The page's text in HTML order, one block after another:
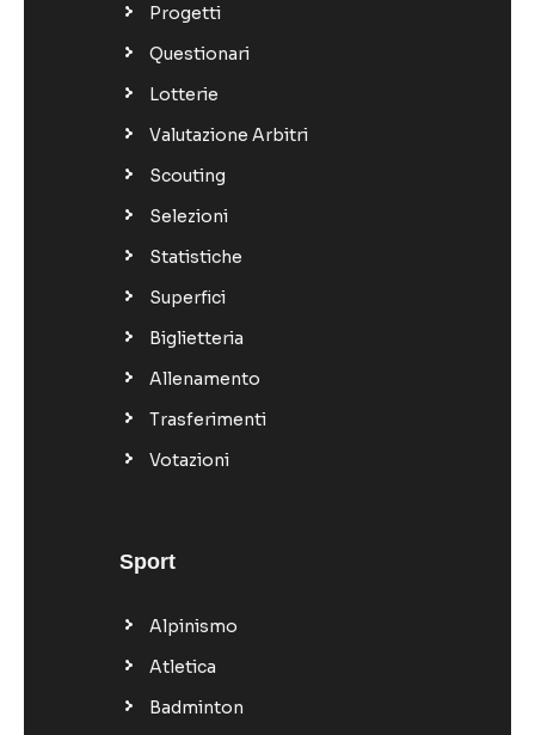
Progetti
Questionari
Lotterie
Valutazione Arbitri
Scouting
Selezioni
Statistiche
Superfici
Biglietteria
Allenamento
Trasferimenti
Votazioni
Sport
Alpinismo
Atletica
Badminton